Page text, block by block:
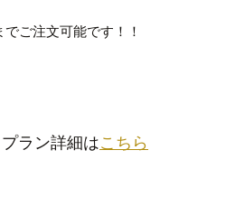
でご注文可能です！！
ラン詳細はこちら